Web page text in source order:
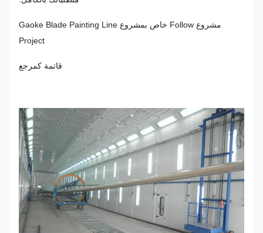
مشروع Follow خاص بمشروع Gaoke Blade Painting Line
Project
قاتمة كمرجع